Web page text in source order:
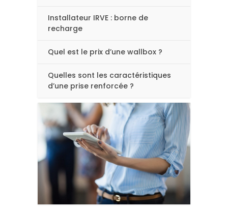
Installateur IRVE : borne de
recharge
Quel est le prix d’une wallbox ?
Quelles sont les caractéristiques
d’une prise renforcée ?